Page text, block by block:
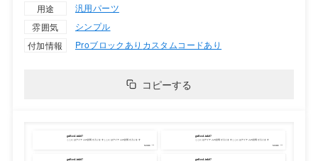
用途
汎用パーツ
雰囲気
シンプル
付加情報
Proブロックあり カスタムコードあり
コピーする